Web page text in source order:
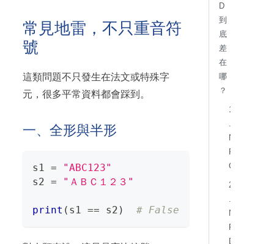
常見地雷，不只重音符
號
這類問題不只發生在法文或特殊字
元，很多平常資料都會踩到。
一、全形與半形
s1 =
"ABC123"
s2 = "ＡＢＣ１２３"
print ( s1 == s2 ) # False
D
到
底
差
在
哪
？
1
.
N
F
C
2
.
N
F
D